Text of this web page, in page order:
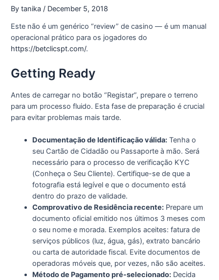
Bytanika / December 5, 2018
Este não é um genérico “review” de casino — é um manual
operacional prático para os jogadores do
https://betclicspt.com/.
Getting Ready
Antes de carregar no botão “Registar”, prepare o terreno
para um processo fluido. Esta fase de preparação é crucial
para evitar problemas mais tarde.
Documentação de Identificação válida: Tenha o
seu Cartão de Cidadão ou Passaporte à mão. Será
necessário para o processo de verificação KYC
(Conheça o Seu Cliente). Certifique-se de que a
fotografia está legível e que o documento está
dentro do prazo de validade.
Comprovativo de Residência recente: Prepare um
documento oficial emitido nos últimos 3 meses com
o seu nome e morada. Exemplos aceites: fatura de
serviços públicos (luz, água, gás), extrato bancário
ou carta de autoridade fiscal. Evite documentos de
operadoras móveis que, por vezes, não são aceites.
Método de Pagamento pré-selecionado: Decida